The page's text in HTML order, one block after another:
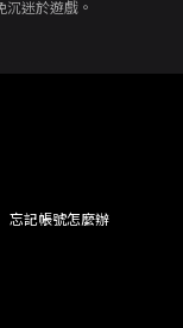
迷於遊戲。
忘記帳號怎麼辦